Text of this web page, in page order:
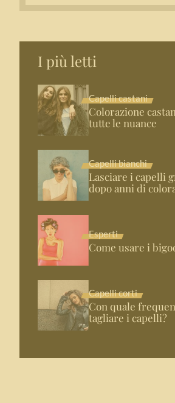
I più letti
Capelli castani
Colorazione
tutte le nuance
Capelli bianchi
Lasciare i capelli
dopo anni di
Esperti
Come usare i
Capelli corti
Con quale
tagliare i capelli?